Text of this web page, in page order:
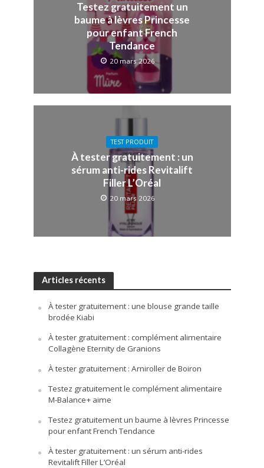
Testez gratuitement un
baume à lèvres Princesse
pour enfant French
Tendance
20 mars 2026
TEST PRODUIT
À tester gratuitement : un
sérum anti-rides Revitalift
Filler L’Oréal
20 mars 2026
Articles récents
À tester gratuitement : une blouse grande taille
brodée Kiabi
À tester gratuitement : complément alimentaire
Collagène Eternity de Granions
À tester gratuitement : Arniroller de Boiron
Testez gratuitement le complément alimentaire
M-Balance+ aime
Testez gratuitement un baume à lèvres Princesse
pour enfant French Tendance
À tester gratuitement : un sérum anti-rides
Revitalift Filler L’Oréal